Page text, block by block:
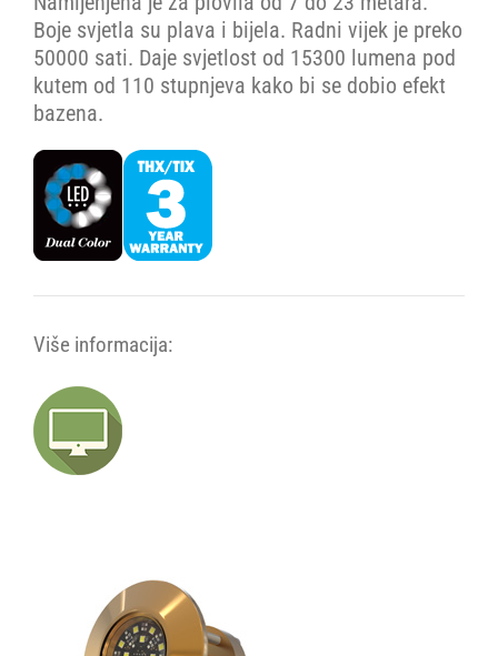
Boje svjetla su plava i bijela. Radni vijek je preko
50000 sati. Daje svjetlost od 15300 lumena pod
kutem od 110 stupnjeva kako bi se dobio efekt
bazena.
Više informacija: